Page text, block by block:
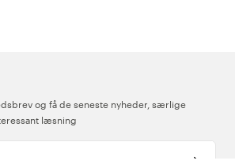
og få de seneste nyheder, særlige
læsning